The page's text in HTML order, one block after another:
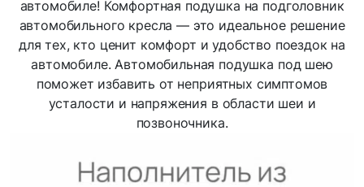
автомобиле! Комфортная подушка на подголовник
автомобильного кресла — это идеальное решение
для тех, кто ценит комфорт и удобство поездок на
автомобиле. Автомобильная подушка под шею
поможет избавить от неприятных симптомов
усталости и напряжения в области шеи и
позвоночника.